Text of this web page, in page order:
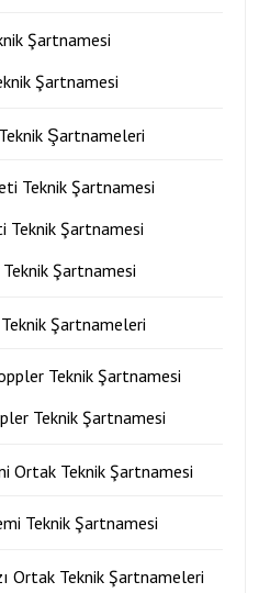
Şartnamesi
Şartnamesi
Şartnameleri
Teknik Şartnamesi
Teknik Şartnamesi
Şartnamesi
Şartnameleri
Teknik Şartnamesi
Teknik Şartnamesi
Ortak Teknik Şartnamesi
Teknik Şartnamesi
Ortak Teknik Şartnameleri